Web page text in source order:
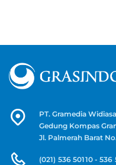
PT. Gramedia
Gedung Kompas
Jl. Palmerah Barat
(021) 536 50110 -